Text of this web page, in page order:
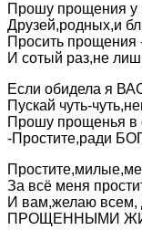
Прошу прощения у
Друзей,родных,и
Просить прощения
И сотый раз,не
Если обидела я
Пускай чуть-
Прошу прощенья в
-Простите,ради
За всё меня
И вам,желаю
ПРОЩЕННЫМИ